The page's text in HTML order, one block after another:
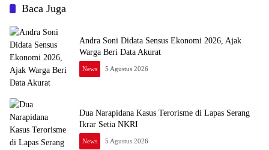
Baca Juga
Andra Soni Didata Sensus Ekonomi 2026, Ajak
Warga Beri Data Akurat
News 5 Agustus 2026
Dua Narapidana Kasus Terorisme di Lapas Serang
Ikrar Setia NKRI
News 5 Agustus 2026